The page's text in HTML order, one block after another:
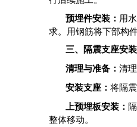
‌预埋件安装‌： 用
求。用钢筋将下部构
三、隔震支座安装
‌清理与准备‌： 清
‌安装支座‌： 将隔
‌上预埋板安装‌：
整体移动。